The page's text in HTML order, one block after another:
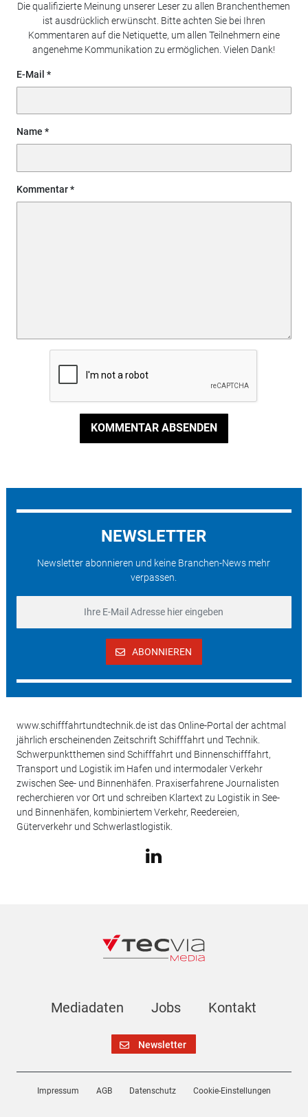
Die qualifizierte Meinung unserer Leser zu allen Branchenthemen
ist ausdrücklich erwünscht. Bitte achten Sie bei Ihren
Kommentaren auf die Netiquette, um allen Teilnehmern eine
angenehme Kommunikation zu ermöglichen. Vielen Dank!
E-Mail
Name
Kommentar
KOMMENTAR ABSENDEN
NEWSLETTER
Newsletter abonnieren und keine Branchen-News mehr
verpassen.
ABONNIEREN
www.schifffahrtundtechnik.de ist das Online-Portal der achtmal
jährlich erscheinenden Zeitschrift Schifffahrt und Technik.
Schwerpunktthemen sind Schifffahrt und Binnenschifffahrt,
Transport und Logistik im Hafen und intermodaler Verkehr
zwischen See- und Binnenhäfen. Praxiserfahrene Journalisten
recherchieren vor Ort und schreiben Klartext zu Logistik in See-
und Binnenhäfen, kombiniertem Verkehr, Reedereien,
Güterverkehr und Schwerlastlogistik.
Mediadaten Jobs Kontakt
Newsletter
Impressum AGB Datenschutz Cookie-Einstellungen